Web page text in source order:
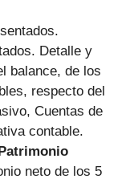
Detalle y
balance, de los
respecto del
Cuentas de
contable.
neto de los 5